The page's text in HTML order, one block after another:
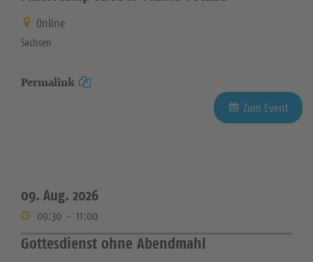
Online
Sachsen
Permalink
Zum Event
09. Aug. 2026
09:30 - 11:00
Gottesdienst ohne Abendmahl